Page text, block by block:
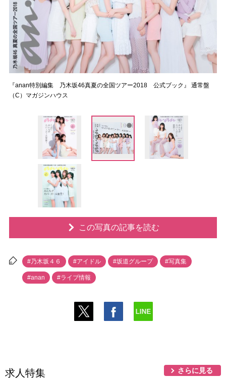
『anan特別編集 乃木坂46真夏の全国ツアー2018 公式ブック』 通常盤
（C）マガジンハウス
この写真の記事を読む
#乃木坂４６ #アイドル #坂道グループ #写真集
#anan #ライブ情報
求人特集 さらに見る